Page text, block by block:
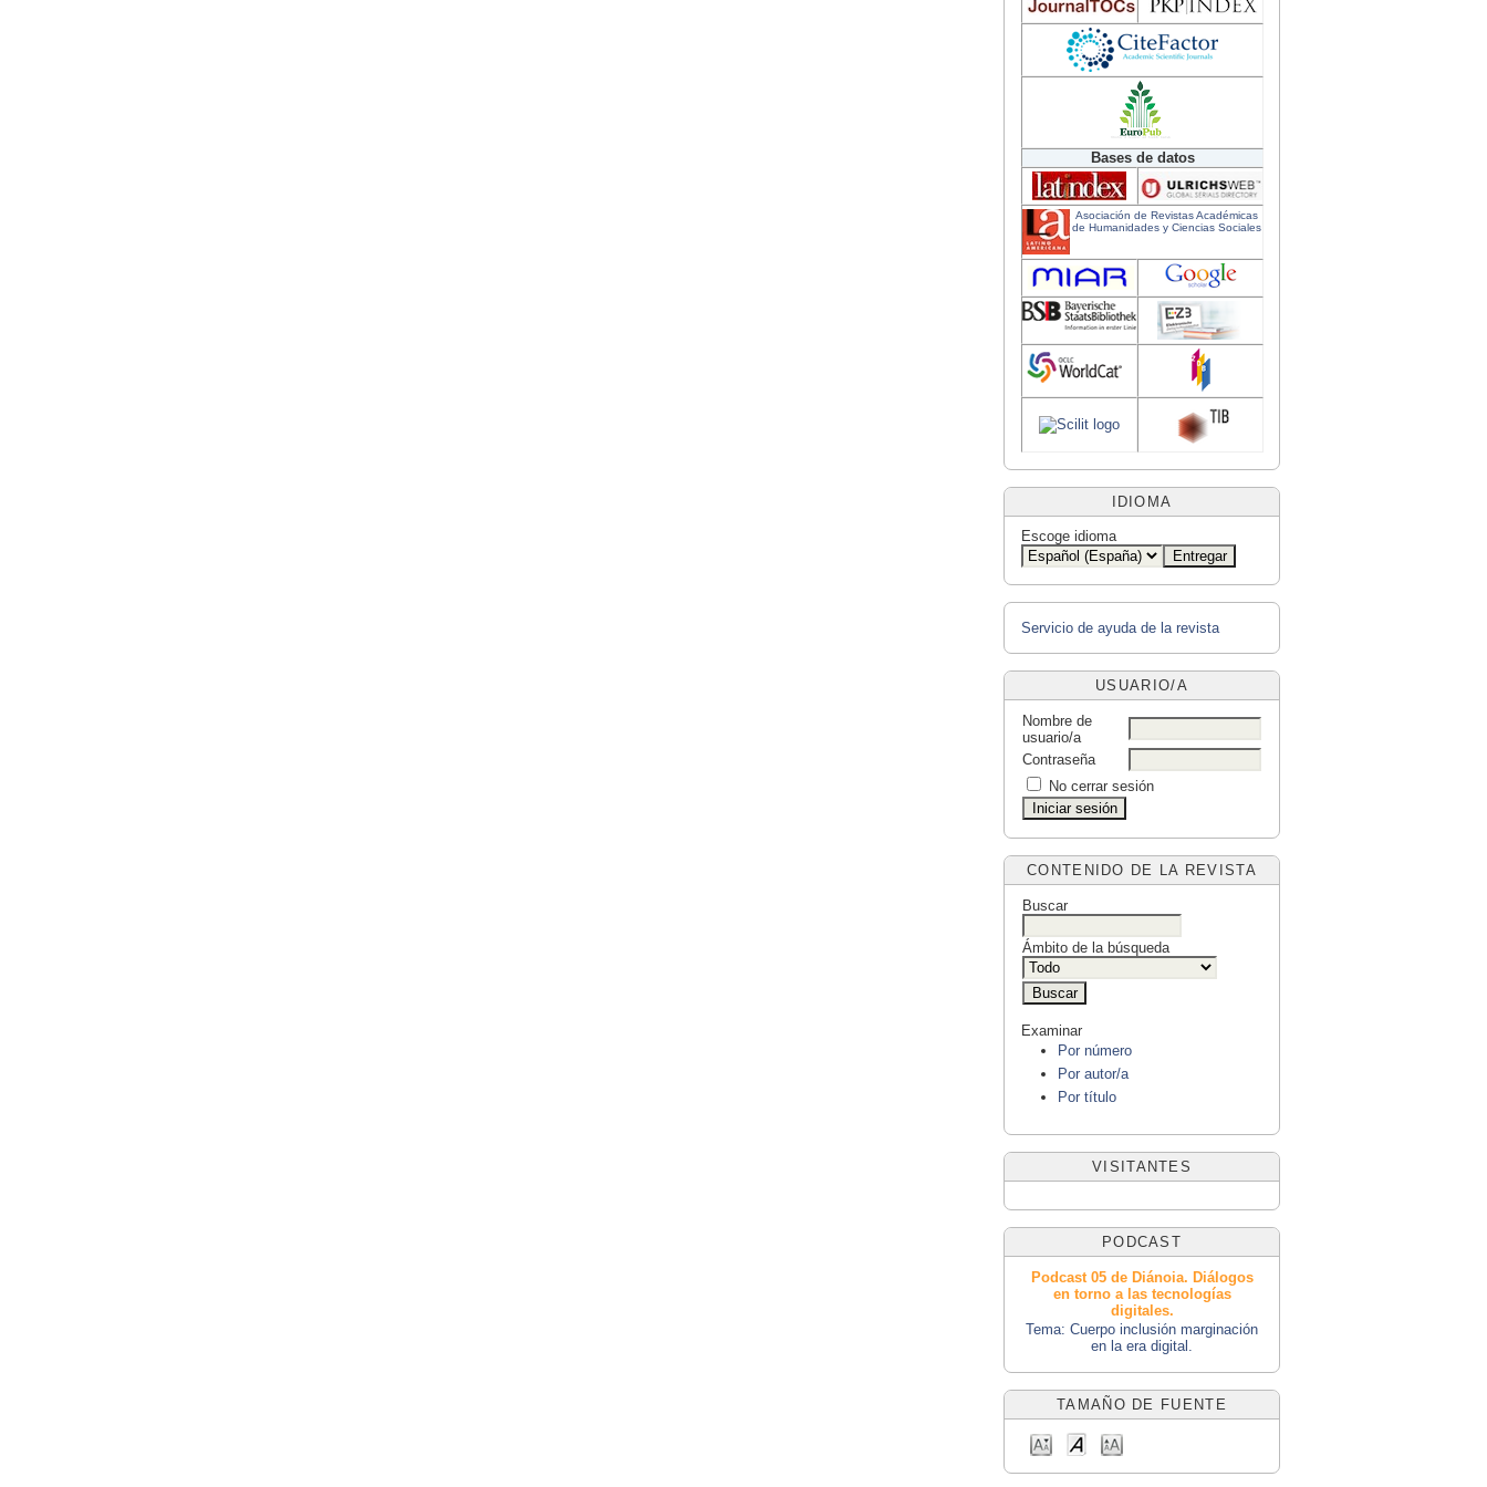
Bases de datos
Asociación de Revistas Académicas
de Humanidades y Ciencias Sociales
IDIOMA
Escoge idioma
Servicio de ayuda de la revista
USUARIO/A
Nombre de
usuario/a
Contraseña
No cerrar sesión
CONTENIDO DE LA REVISTA
Buscar
Ámbito de la búsqueda
Examinar
Por número
Por autor/a
Por título
VISITANTES
PODCAST
Podcast 05 de Diánoia. Diálogos
en torno a las tecnologías
digitales.
Tema: Cuerpo inclusión marginación
en la era digital.
TAMAÑO DE FUENTE